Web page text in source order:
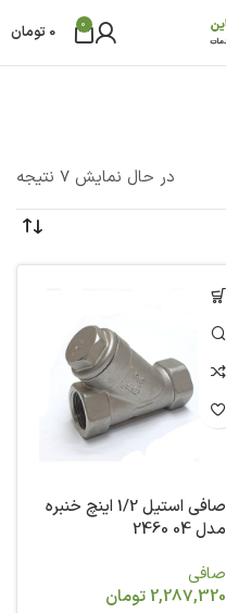
0
0 تومان
در حال نمایش 7 نتیجه
صافی استیل 1/2 اینچ خنبره
مدل 04 2460
صافی
2,287,320تومان